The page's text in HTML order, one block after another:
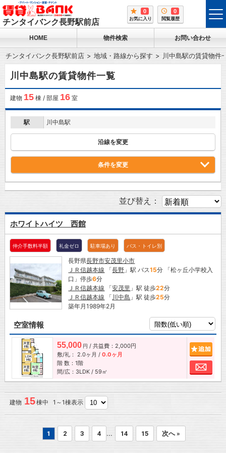
チンタイバンク長野駅前店
0
お気に入り
0
閲覧履歴
HOME 物件検索 お問い合わせ
チンタイバンク長野駅前店 地域・路線から探す 川中島駅の賃貸物件
川中島駅の賃貸物件一覧
建物 15棟 / 部屋 16室
駅 川中島駅
沿線を変更
条件を変更
並び替え：
ホワイトハイツ 西館
仲介手数料半額 礼金ゼロ 駐車場あり バス・トイレ別
長野県長野市安茂里小市
ＪＲ信越本線 「長野 」駅 バス15分 「松ヶ丘小学校入
口」停歩6分
ＪＲ信越本線 「安茂里 」駅 徒歩22分
ＪＲ信越本線 「 川中島 」駅 徒歩25分
築年月1989年2月
空室情報
55,000 円 / 共益費：2,000円
敷/礼： 2.0ヶ月 / 0.0ヶ月
階 数：1階
間/広：3LDK / 59㎡
お
建物 15棟中 1～1棟表示
1 2 3 4 ... 14 15 次へ »